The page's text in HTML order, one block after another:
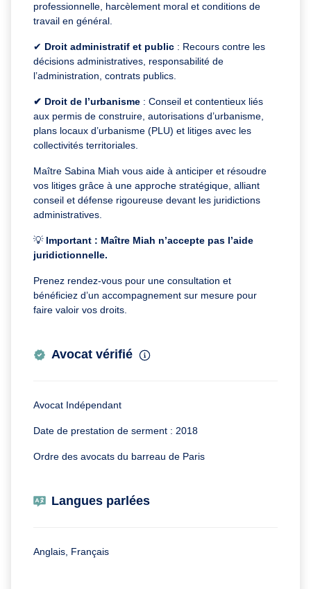
professionnelle, harcèlement moral et conditions de
travail en général.
✔ Droit administratif et public : Recours contre les
décisions administratives, responsabilité de
l’administration, contrats publics.
✔ Droit de l’urbanisme : Conseil et contentieux liés
aux permis de construire, autorisations d’urbanisme,
plans locaux d’urbanisme (PLU) et litiges avec les
collectivités territoriales.
Maître Sabina Miah vous aide à anticiper et résoudre
vos litiges grâce à une approche stratégique, alliant
conseil et défense rigoureuse devant les juridictions
administratives.
💡 Important : Maître Miah n’accepte pas l’aide
juridictionnelle.
Prenez rendez-vous pour une consultation et
bénéficiez d’un accompagnement sur mesure pour
faire valoir vos droits.
Avocat vérifié
Avocat Indépendant
Date de prestation de serment : 2018
Ordre des avocats du barreau de Paris
Langues parlées
Anglais, Français